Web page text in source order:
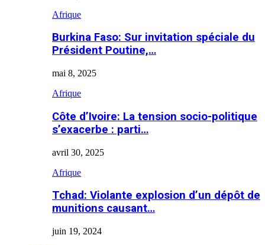
Afrique
Burkina Faso: Sur invitation spéciale du
Président Poutine,…
mai 8, 2025
Afrique
Côte d’Ivoire: La tension socio-politique
s’exacerbe : parti…
avril 30, 2025
Afrique
Tchad: Violante explosion d’un dépôt de
munitions causant…
juin 19, 2024